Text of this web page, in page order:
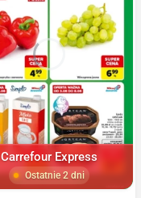
Carrefour Express
Ostatnie 2 dni